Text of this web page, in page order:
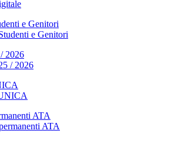
e Genitori
2026
ATA